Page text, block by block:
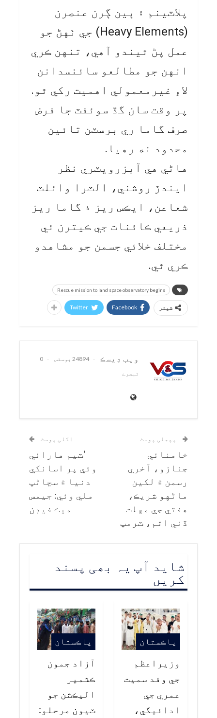
پلاٽينم ۽ ٻين ڳرن عنصرن
(Heavy Elements) جي ٺهڻ جو
عمل پڻ ٿيندو آهي، تنهن ڪري
انهن جو مطالعو سائنسدانن
لاءِ غيرمعمولي اهميت رکي ٿو.
پر وقت سان گڏ سوئفٽ جا فرض
صرف گاما ري برسٽن تائين
محدود نه رهيا.
هاڻي هي آبزرويٽري نظر
ايندڙ روشني، الٽرا وائلٽ
شعاعن، ايڪس ريز ۽ گاما ريز
ذريعي ڪائنات جي ڪيترن ئي
مختلف خلائي جسمن جو مشاهدو
ڪري ٿي.
Rescue mission to land space observatory begins
شیئر Facebook
Twitter
ويب ڊيسڪ 24894 پوسٹس
0
تبصرے
پچھلی پوسٹ
خامنائي
جنازو، آخري
رسمن ۾ لکين
ماڻهو شريڪ،
هفتي جي مهلت
ڏني اٿم، ٽرمپ
اگلی پوسٹ
’ٽيم هارائي
وئي پر اسانکي
دنيا ۾ سڃاڻپ
ملي وئي: جيمس
ميڪ فيڊن
شاید آپ یہ بھی پسند
کریں
پاڪستان
وزيراعظم
جي وفد سميت
عمري جي
ادائيگي،
پاڪستان
آزاد جمون
ڪشمير
اليڪشن جو
ٽيون مرحلو: